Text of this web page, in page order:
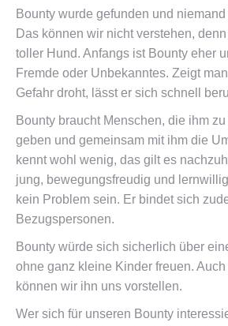
Bounty wurde gefunden und
Das können wir nicht verstehen,
toller Hund. Anfangs ist Bounty eher
Fremde oder Unbekanntes. Zeigt
Gefahr droht, lässt er sich schnell
Bounty braucht Menschen, die ihm
geben und gemeinsam mit ihm die
kennt wohl wenig, das gilt es
jung, bewegungsfreudig und
kein Problem sein. Er bindet sich
Bezugspersonen.
Bounty würde sich sicherlich über
ohne ganz kleine Kinder freuen.
können wir ihn uns vorstellen.
Wer sich für unseren Bounty